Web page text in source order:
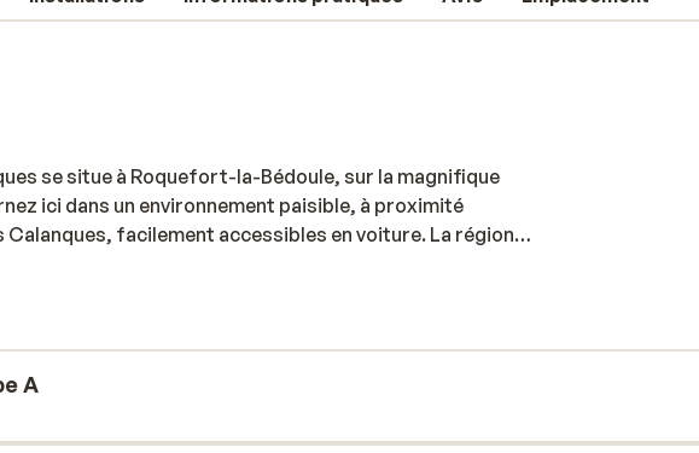
se situe à Roquefort-la-Bédoule, sur la magnifique
ici dans un environnement paisible, à proximité
facilement accessibles en voiture. La région
et la qualité de ses plages. L’établissement, à taille
la plupart d’un balcon ou d’une terrasse. Vous profitez
liberté pendant votre séjour, tout en savourant la
de la piscine, vous pourrez vous détendre pleinement et
dégage une atmosphère sereine et conviviale, idéale
environs offrent de nombreuses possibilités de
A